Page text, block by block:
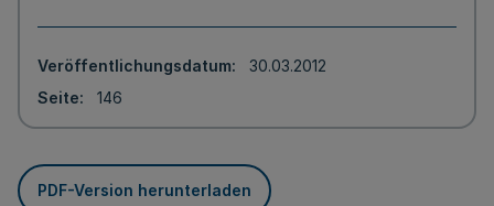
Veröffentlichungsdatum
30.03.2012
Seite
146
PDF-Version herunterladen